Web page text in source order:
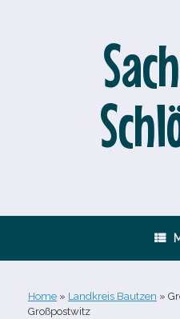
Home » Landkreis Bautzen »
Großpostwitz